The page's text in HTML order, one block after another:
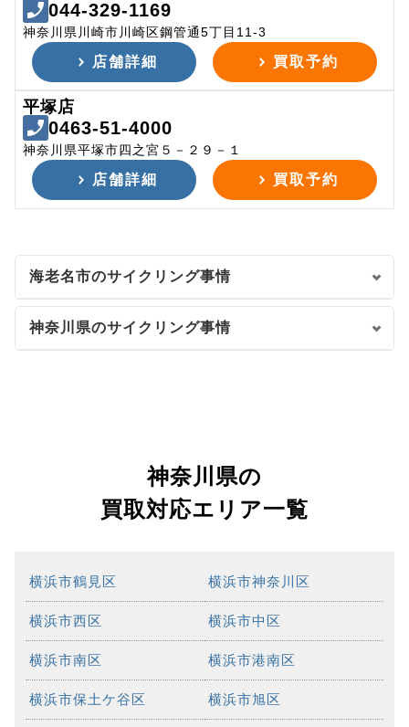
044-329-1169
神奈川県川崎市川崎区鋼管通5丁目11-3
店舗詳細 買取予約
平塚店
0463-51-4000
神奈川県平塚市四之宮５－２９－１
店舗詳細 買取予約
海老名市のサイクリング事情
神奈川県のサイクリング事情
神奈川県の
買取対応エリア一覧
横浜市鶴見区 横浜市神奈川区
横浜市西区 横浜市中区
横浜市南区 横浜市港南区
横浜市保土ケ谷区 横浜市旭区